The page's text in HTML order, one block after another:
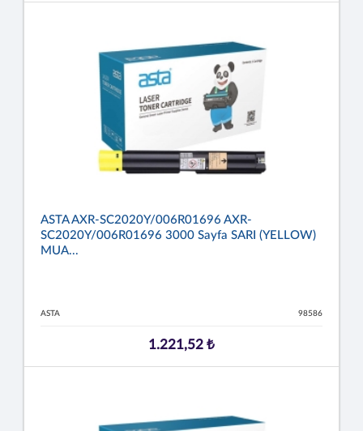
ASTA AXR-SC2020Y/006R01696 AXR-
SC2020Y/006R01696 3000 Sayfa SARI (YELLOW)
MUA...
ASTA 98586
1.221,52 ₺